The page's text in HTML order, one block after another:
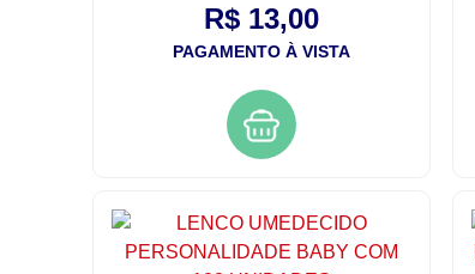
R$ 13,00
PAGAMENTO À VISTA